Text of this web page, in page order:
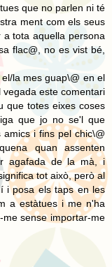
que no parlen ni té
ment com els seus
tota aquella persona
flac@, no es vist bé,
la mes guap\@ en el
este comentari
que totes eixes coses
que jo no se'l que
i fins pel chic\@
quan assenten
agafada de la mà, i
tot això, però al
i posa els taps en les
a estàtues i me n'ha
sense importar-me